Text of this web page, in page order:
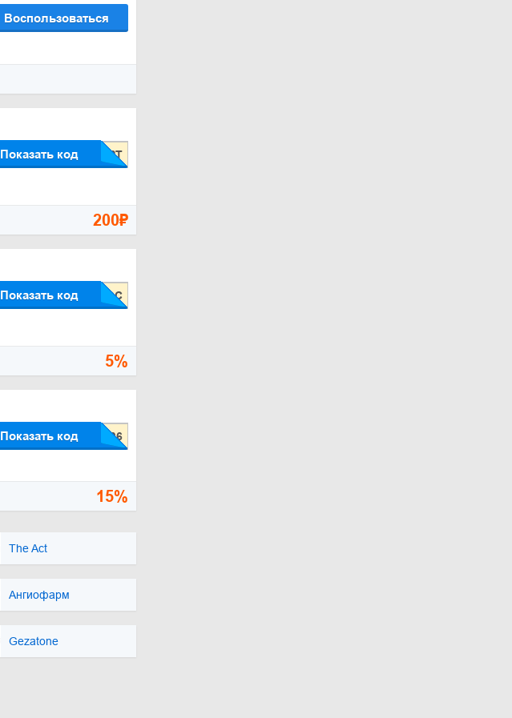
Воспользоваться
Показать код
200₽
Показать код
5%
Показать код
15%
The Act
Ангиофарм
Gezatone